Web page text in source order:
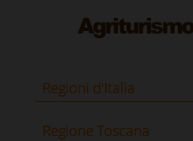
Regioni d'Italia
Regione Toscana